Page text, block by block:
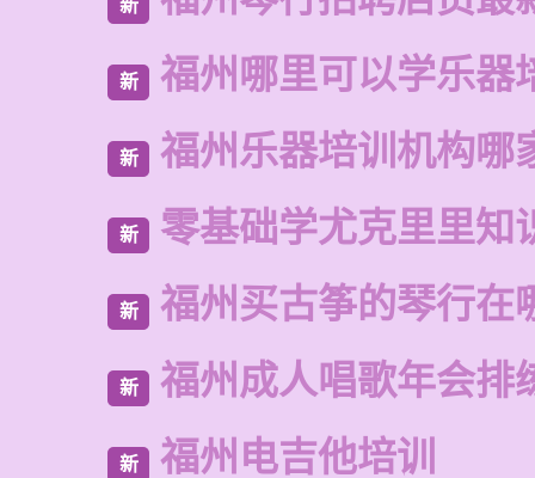
新
新 福州哪里可以学乐器
新 福州乐器培训机构哪
新 零基础学尤克里里知
新 福州买古筝的琴行在
新 福州成人唱歌年会排
新 福州电吉他培训